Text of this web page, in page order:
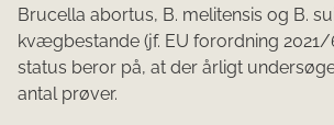
Brucella abortus, B. melitensis og B.
kvægbestande (jf. EU forordning 2021/
status beror på, at der årligt
antal prøver.